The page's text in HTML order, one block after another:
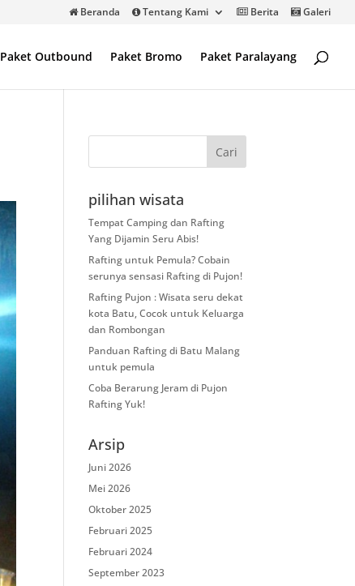
Beranda Tentang Kami Berita Galeri
Paket Outbound Paket Bromo Paket Paralayang
pilihan wisata
Tempat Camping dan Rafting
Yang Dijamin Seru Abis!
Rafting untuk Pemula? Cobain
serunya sensasi Rafting di Pujon!
Rafting Pujon : Wisata seru dekat
kota Batu, Cocok untuk Keluarga
dan Rombongan
Panduan Rafting di Batu Malang
untuk pemula
Coba Berarung Jeram di Pujon
Rafting Yuk!
Arsip
Juni 2026
Mei 2026
Oktober 2025
Februari 2025
Februari 2024
September 2023